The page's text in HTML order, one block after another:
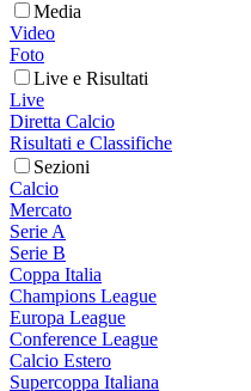
Media
Video
Foto
Live e Risultati
Live
Diretta Calcio
Risultati e Classifiche
Sezioni
Calcio
Mercato
Serie A
Serie B
Coppa Italia
Champions League
Europa League
Conference League
Calcio Estero
Supercoppa Italiana